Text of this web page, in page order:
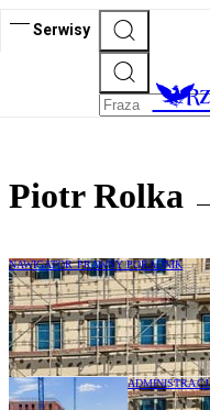
Serwisy
Piotr Rolka
NAWIGATOR PRAWNY PORADNIK
Reforma
zabudowy i